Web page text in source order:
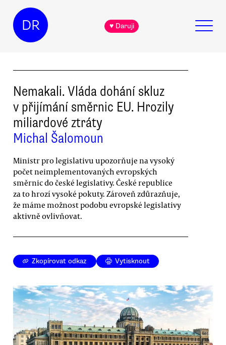
DR ♥ Daruji
Nemakali. Vláda dohání skluz
v přijímání směrnic EU. Hrozily
miliardové ztráty
Michal Šalomoun
Ministr pro legislativu upozorňuje na vysoký
počet neimplementovaných evropských
směrnic do české legislativy. České republice
za to hrozí vysoké pokuty. Zároveň zdůrazňuje,
že máme možnost podobu evropské legislativy
aktivně ovlivňovat.
Zkopírovat odkaz Vytisknout